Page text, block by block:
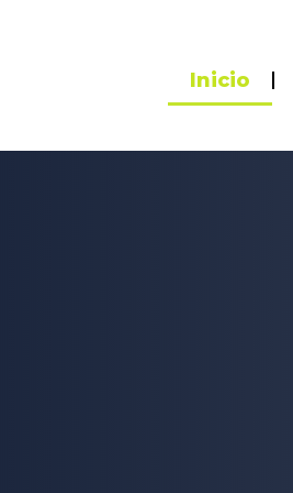
Inicio